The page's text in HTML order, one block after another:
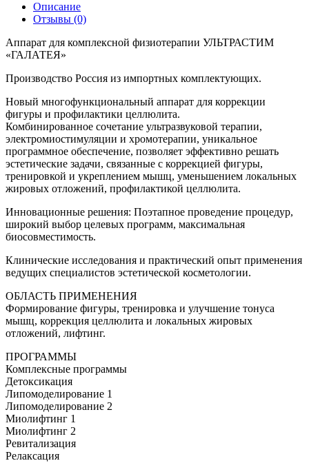
Описание
Отзывы (0)
Аппарат для комплексной физиотерапии УЛЬТРАСТИМ
«ГАЛАТЕЯ»
Производство Россия из импортных комплектующих.
Новый многофункциональный аппарат для коррекции
фигуры и профилактики целлюлита.
Комбинированное сочетание ультразвуковой терапии,
электромиостимуляции и хромотерапии, уникальное
программное обеспечение, позволяет эффективно решать
эстетические задачи, связанные с коррекцией фигуры,
тренировкой и укреплением мышц, уменьшением локальных
жировых отложений, профилактикой целлюлита.
Инновационные решения: Поэтапное проведение процедур,
широкий выбор целевых программ, максимальная
биосовместимость.
Клинические исследования и практический опыт применения
ведущих специалистов эстетической косметологии.
ОБЛАСТЬ ПРИМЕНЕНИЯ
Формирование фигуры, тренировка и улучшение тонуса
мышц, коррекция целлюлита и локальных жировых
отложений, лифтинг.
ПРОГРАММЫ
Комплексные программы
Детоксикация
Липомоделирование 1
Липомоделирование 2
Миолифтинг 1
Миолифтинг 2
Ревитализация
Релаксация